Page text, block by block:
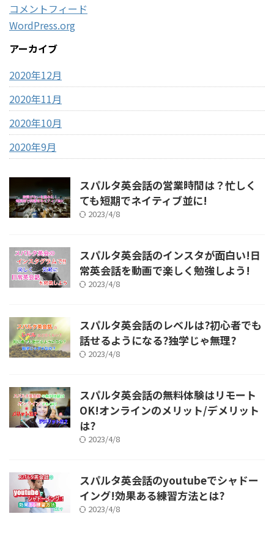
コメントフィード
WordPress.org
アーカイブ
2020年12月
2020年11月
2020年10月
2020年9月
スパルタ英会話の営業時間は？忙しく
ても短期でネイティブ並に!
2023/4/8
スパルタ英会話のインスタが面白い!日
常英会話を動画で楽しく勉強しよう!
2023/4/8
スパルタ英会話のレベルは?初心者でも
話せるようになる?独学じゃ無理?
2023/4/8
スパルタ英会話の無料体験はリモート
OK!オンラインのメリット/デメリット
は?
2023/4/8
スパルタ英会話のyoutubeでシャドー
イング!効果ある練習方法とは?
2023/4/8